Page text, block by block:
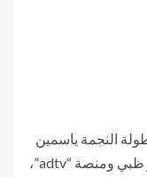
النجمة ياسمين
صبري والنجم نيقولا معوض، على قناة أبو ظبي ومنصة “adtv”،